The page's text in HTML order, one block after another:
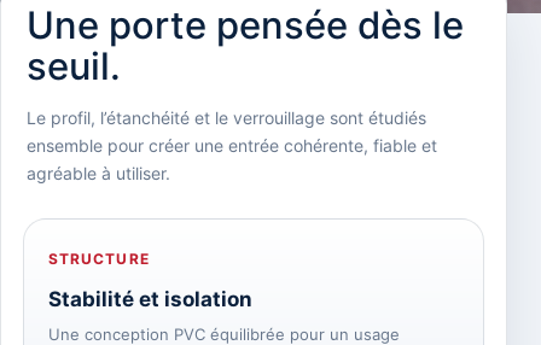
Une porte pensée dès le
seuil.
Le profil, l’étanchéité et le verrouillage sont étudiés
ensemble pour créer une entrée cohérente, fiable et
agréable à utiliser.
STRUCTURE
Stabilité et isolation
Une conception PVC équilibrée pour un usage